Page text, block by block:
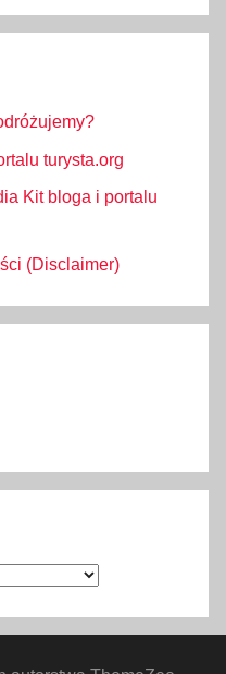
turysta.org
Kit bloga i portalu
(Disclaimer)